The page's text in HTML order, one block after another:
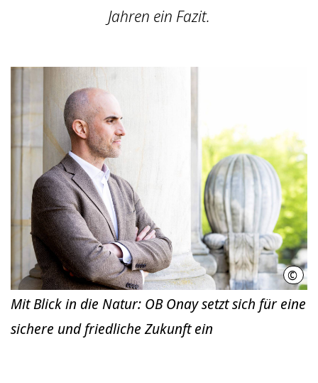
Jahren ein Fazit.
©
Mit Blick in die Natur: OB Onay setzt sich für eine
sichere und friedliche Zukunft ein